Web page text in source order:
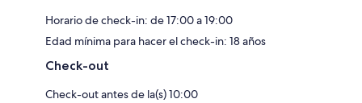
Horario de check-in: de 17:00 a 19:00
Edad mínima para hacer el check-in: 18 años
Check-out
Check-out antes de la(s) 10:00